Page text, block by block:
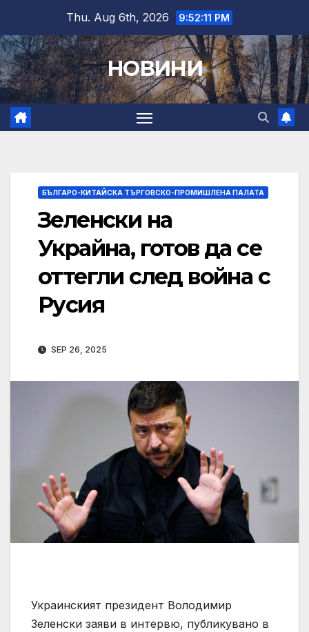
content
Thu. Aug 6th, 2026 9:52:12 PM
НОВИНИ
БЪЛГАРО-КИТАЙСКА ТЪРГОВСКО-ПРОМИШЛЕНА ПАЛАТА
Зеленски на
Украйна, готов да се
оттегли след война с
Русия
SEP 26, 2025
Украинският президент Володимир
Зеленски заяви в интервю, публикувано в